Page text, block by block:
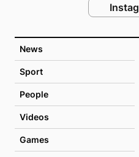
News
Sport
People
Videos
Games